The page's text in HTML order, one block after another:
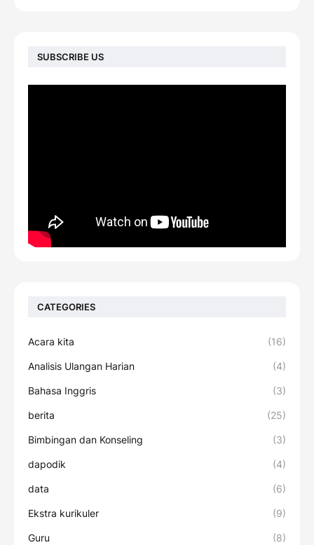
SUBSCRIBE US
CATEGORIES
Acara kita (16)
Analisis Ulangan Harian (4)
Bahasa Inggris (3)
berita (25)
Bimbingan dan Konseling (3)
dapodik (4)
data (6)
Ekstra kurikuler (9)
Guru (8)